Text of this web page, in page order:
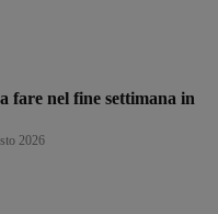
fare nel fine settimana in
2026